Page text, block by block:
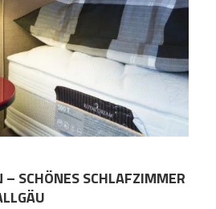
– SCHÖNES SCHLAFZIMMER